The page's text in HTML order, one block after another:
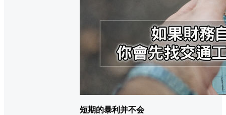
短期的暴利并不会